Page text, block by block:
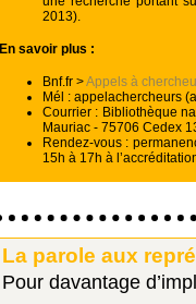
2013).
En savoir plus :
Bnf.fr >Appels à
Mél : appelachercheurs
Courrier : Bibliothèque
Mauriac - 75706 Cedex
Rendez-vous :
15h à 17h à
La parole aux
Pour davantage